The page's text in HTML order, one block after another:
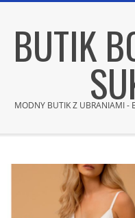
contentBUTIK
MODNY BUTIK Z UBRANIAMI -